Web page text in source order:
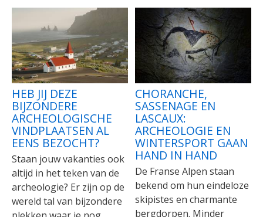
HEB JIJ DEZE
BIJZONDERE
ARCHEOLOGISCHE
VINDPLAATSEN AL
EENS BEZOCHT?
Staan jouw vakanties ook
altijd in het teken van de
archeologie? Er zijn op de
wereld tal van bijzondere
CHORANCHE,
SASSENAGE EN
LASCAUX:
ARCHEOLOGIE EN
WINTERSPORT GAAN
HAND IN HAND
De Franse Alpen staan
bekend om hun eindeloze
skipistes en charmante
bergdorpen. Minder